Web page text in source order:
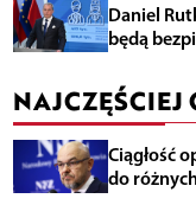
Daniel
będą
NAJCZĘŚCIEJ
Ciągłość
do